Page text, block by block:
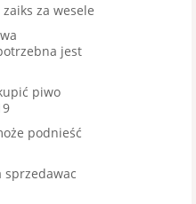
za wesele
jest
piwo
podnieść
sprzedawac